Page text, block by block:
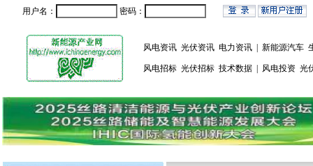
用户名： 密码：
风电资讯 光伏资讯 电力资讯 新能源汽车
风电招标 光伏招标 技术数据 风电投资 光